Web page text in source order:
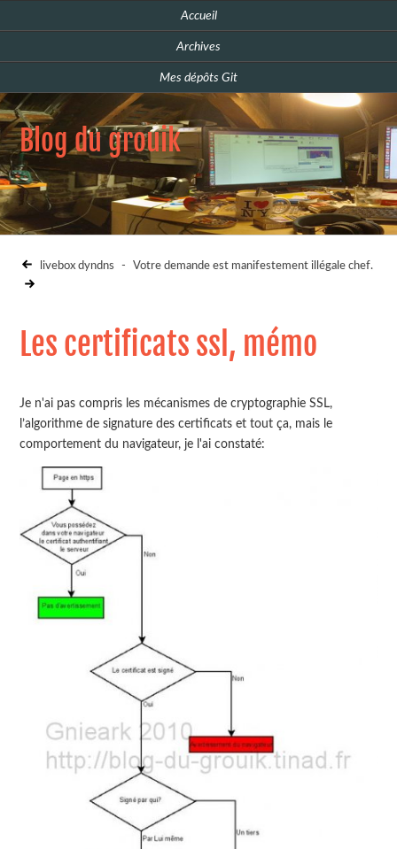
Accueil
Archives
Mes dépôts Git
Blog du grouik
livebox dyndns - Votre demande est manifestement illégale chef.
Les certificats ssl, mémo
Je n'ai pas compris les mécanismes de cryptographie SSL,
l’algorithme de signature des certificats et tout ça, mais le
comportement du navigateur, je l'ai constaté: